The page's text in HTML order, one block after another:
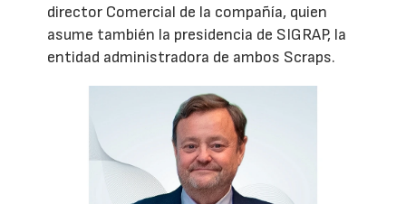
director Comercial de la compañía, quien
asume también la presidencia de SIGRAP, la
entidad administradora de ambos Scraps.